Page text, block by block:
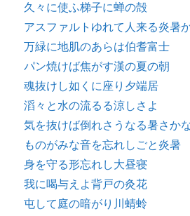
久々に使ふ梯子に蝉の殻
アスファルトゆれて人来る炎暑
万緑に地肌のあらは伯耆富士
パン焼けば焦がす漢の夏の朝
魂抜けし如くに座り夕端居
滔々と水の流るる涼しさよ
気を抜けば倒れさうなる暑さか
ものがみな音を忘れしごと炎暑
身を守る形忘れし大昼寝
我に喝与えよ背戸の灸花
屯して庭の暗がり川蜻蛉